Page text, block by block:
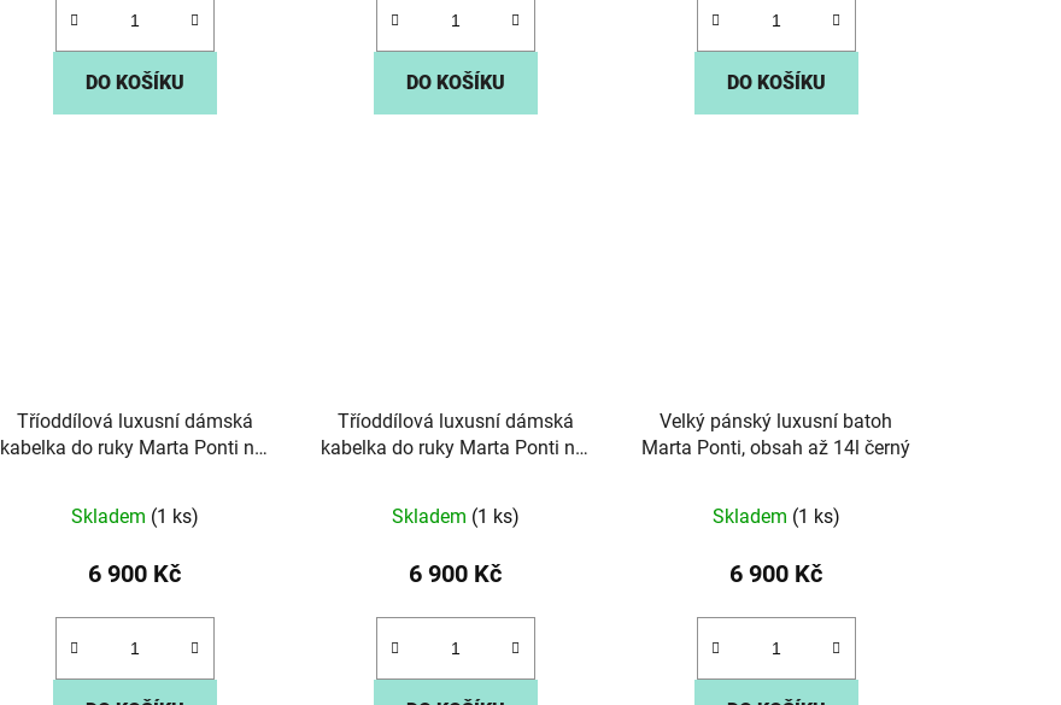
DO KOŠÍKU DO KOŠÍKU DO KOŠÍKU
Tříoddílová luxusní dámská
kabelka do ruky Marta Ponti no.
Skladem (1 ks)
6 900 Kč
Tříoddílová luxusní dámská
kabelka do ruky Marta Ponti no.
Skladem (1 ks)
6 900 Kč
Velký pánský luxusní batoh
Marta Ponti, obsah až 14l černý
Skladem (1 ks)
6 900 Kč